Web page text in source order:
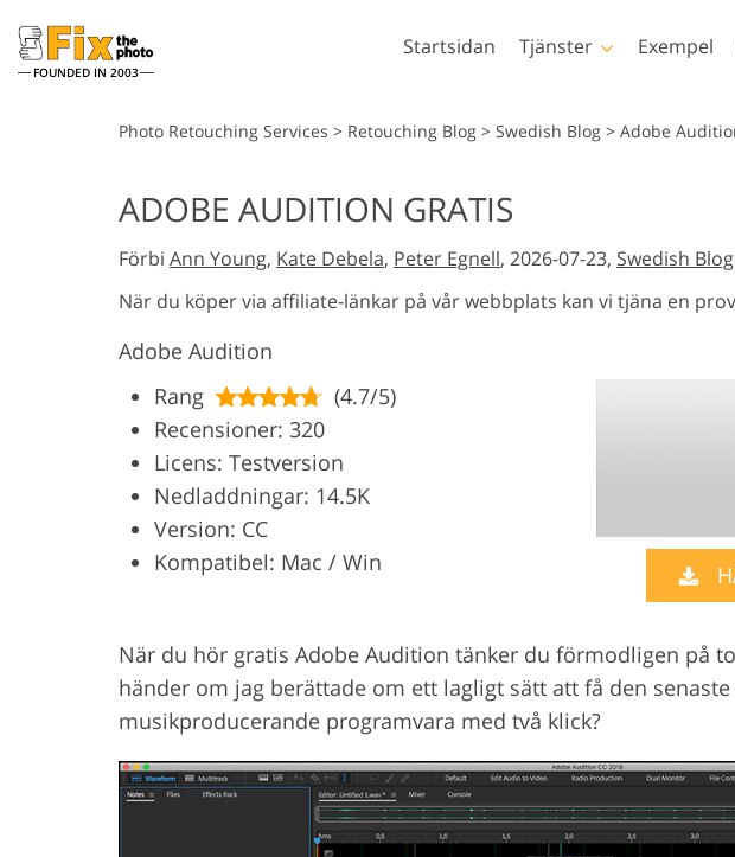
FOUNDED IN 2003
Startsidan Tjänster
Redigering av bröllopsfoto
Modely oblečenia
Produktfotoredigering
Exempel
Lightroom
Lightroom-
förinställningar
LR Preset Collections
Mobila förinställningar
Photoshop
Photoshop-åtgärder
Photoshop penslar
Photoshop-överlägg
Photoshop texturer
Hela Ps Overlays-paket
Photo Retouching Services > Retouching Blog > Swedish Blog > Adobe
ADOBE AUDITION GRATIS
Förbi Ann Young, Kate Debela, Peter Egnell, 2026-07-23, Swedish Blog
När du köper via affiliate-länkar på vår webbplats kan vi tjäna en
Adobe Audition
Rang
(4.7/5)
Recensioner: 320
Licens: Testversion
Nedladdningar: 14.5K
Version: CC
Kompatibel: Mac / Win
När du hör gratis Adobe Audition tänker du förmodligen på
händer om jag berättade om ett lagligt sätt att få den
musikproducerande programvara med två klick?